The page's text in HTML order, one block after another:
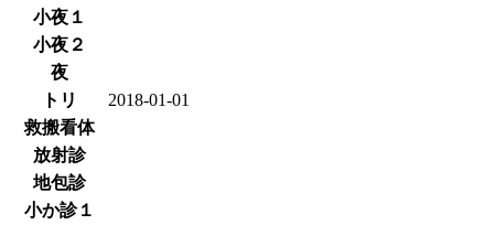
小夜１
小夜２
夜
トリ
2018-01-01
救搬看体
放射診
地包診
小か診１